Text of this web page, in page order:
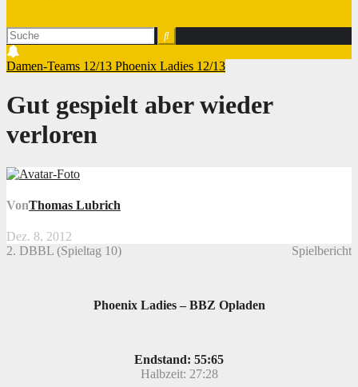
Damen-Teams 12/13 Phoenix Ladies 12/13
Gut gespielt aber wieder
verloren
VonThomas Lubrich
Dez. 8, 2012
2. DBBL (Spieltag 10)
Spielbericht
Phoenix Ladies – BBZ Opladen
Endstand: 55:65
Halbzeit: 27:28